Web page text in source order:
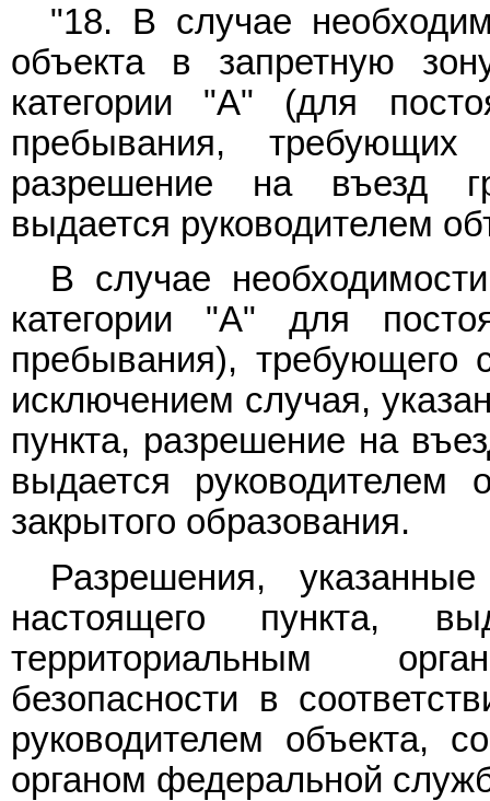
"18. В случае
объекта в запретную
категории "А" (для
пребывания, требующих
разрешение на въезд
выдается руководителем
В случае
категории "А" для
пребывания), требующего
исключением случая,
пункта, разрешение на
выдается руководителем
закрытого образования.
Разрешения,
настоящего пункта,
территориальным
безопасности в
руководителем объекта,
органом федеральной